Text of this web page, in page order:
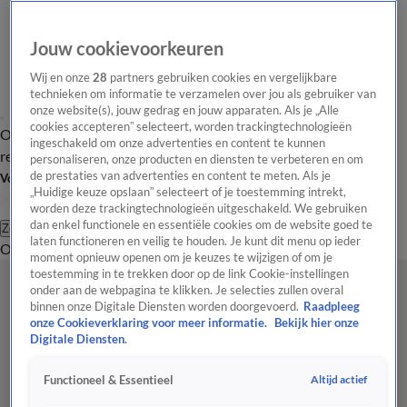
Overzicht Laatste nieuws Regionieuws Het beste van Hart
Tip de
redactie
Volg Hart van Nederland
Zoeken
OverzichtRegioUitzendingenWeerTip de redactiePanelVideo's
Jouw cookievoorkeuren
Wij en onze28 partners gebruiken cookies en vergelijkbare
technieken om informatie te verzamelen over jou als gebruiker van
onze website(s), jouw gedrag en jouw apparaten. Als je „Alle
cookies accepteren” selecteert, worden trackingtechnologieën
ingeschakeld om onze advertenties en content te kunnen
personaliseren, onze producten en diensten te verbeteren en om
de prestaties van advertenties en content te meten. Als je
„Huidige keuze opslaan” selecteert of je toestemming intrekt,
worden deze trackingtechnologieën uitgeschakeld. We gebruiken
dan enkel functionele en essentiële cookies om de website goed te
laten functioneren en veilig te houden. Je kunt dit menu op ieder
moment opnieuw openen om je keuzes te wijzigen of om je
toestemming in te trekken door op de link Cookie-instellingen
onder aan de webpagina te klikken. Je selecties zullen overal
binnen onze Digitale Diensten worden doorgevoerd. Raadpleeg
onze Cookieverklaring voor meer informatie.
Bekijk hier onze
Digitale Diensten.
Functioneel & Essentieel Altijd actief